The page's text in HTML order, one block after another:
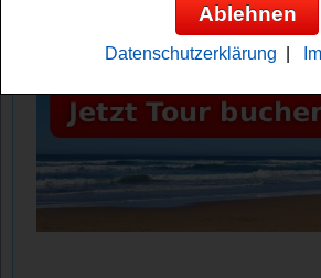
Ablehnen
Datenschutzerklärung